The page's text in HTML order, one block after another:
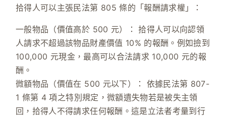
拾得人可以主張民法第 805 條的「報酬請求權」：
一般物品（價值高於 500 元）： 拾得人可以向認領
人請求不超過該物品財產價值 10% 的報酬。例如撿到
100,000 元現金，最高可以合法請求 10,000 元的報
酬。
微額物品（價值在 500 元以下）：
依據 民法第 807-
1 條第 4 項之特別規定，微額遺失物若是被失主領
回，拾得人不得請求任何報酬 。這是立法者考量到行